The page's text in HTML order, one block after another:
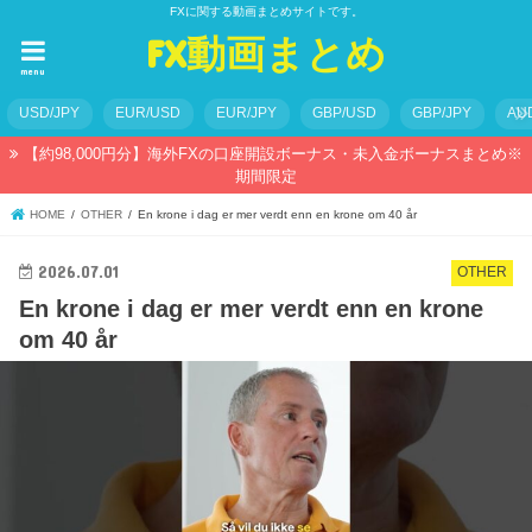
FXに関する動画まとめサイトです。
FX動画まとめ
menu
USD/JPY EUR/USD EUR/JPY GBP/USD GBP/JPY
【約98,000円分】海外FXの口座開設ボーナス・未入金ボーナスまとめ※
期間限定
HOME OTHER En krone i dag er mer verdt enn en krone om 40 år
OTHER
2026.07.01
En krone i dag er mer verdt enn en krone
om 40 år